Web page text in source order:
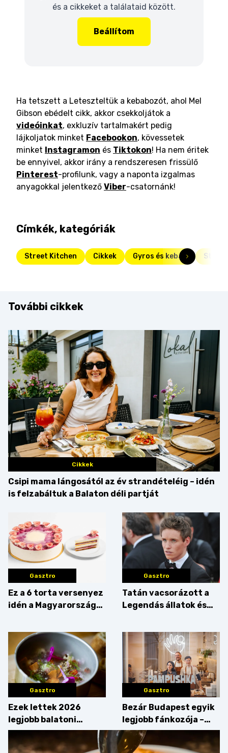
és a cikkeket a találataid között.
Beállítom
Ha tetszett a Leteszteltük a kebabozót, ahol Mel
Gibson ebédelt cikk, akkor csekkoljátok a
videóinkat, exkluzív tartalmakért pedig
lájkoljatok minket Facebookon, kövessetek
minket Instagramon és Tiktokon! Ha nem éritek
be ennyivel, akkor irány a rendszeresen frissülő
Pinterest-profilunk, vagy a naponta izgalmas
anyagokkal jelentkező Viber-csatornánk!
Címkék, kategóriák
Street Kitchen Cikkek Gyros és kebab
További cikkek
Cikkek
Csipi mama lángosától az év strandételéig – idén
is felzabáltuk a Balaton déli partját
Gasztro
Ez a 6 torta versenyez
idén a Magyarország
Gasztro
Tatán vacsorázott a
Legendás állatok és
Gasztro
Ezek lettek 2026
legjobb balatoni
strandételei –
végigkóstoltuk a
Gasztro
Bezár Budapest egyik
legjobb fánkozója –
búcsúzik a Pampushka